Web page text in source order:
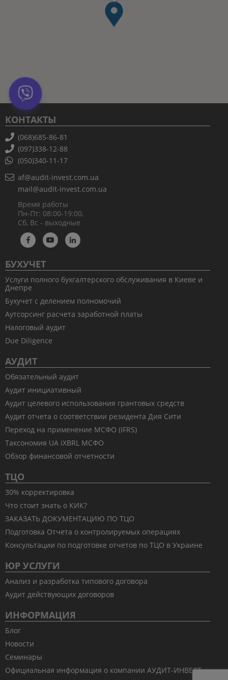
КОНТАКТЫ
(068)685-86-81
(097)338-12-88
(050)340-11-17
af@audit-invest.com.ua
mail@audit-invest.com.ua
Время работы
Пн-Пт: 08:00-19:00,
Сб, Вс - выходные
БУХУЧЕТ
Услуги полного бухгалтерского обслуживания в Киеве и
Днепре
Бухучет с делением полномочий
Аутсорсинг расчета заработной платы
Налоговый аудит
Due Diligence
АУДИТ
Обязательный аудит
Аудит инициативный
Аудит целевого использования грантовых средств
Аудит отчета о соответствии резидента Дия Сити
Переход на применение МСФО (IFRS)
Таксономия UA iXBRL МСФО
Обзор финансовой отчетности
ТЦО
30% корректировка
Что стоит знать о КИК?
ЗАКАЗАТЬ ДОКУМЕНТАЦИЮ ПО ТЦО
Подготовка Отчета о контролируемых операциях
Консультации по подготовке отчетов по ТЦО в Украине
ЮР УСЛУГИ
Анализ и разработка типового договора
Аудит действующих договоров
ИНФОРМАЦИЯ
Блог
Новости
Семинары
Официальная информация о компании АУДИТ-ИНВЕСТ